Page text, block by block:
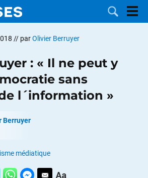
// parOlivier Berruyer
: « Il ne peut y
sans
l´information »
Berruyer
médiatique